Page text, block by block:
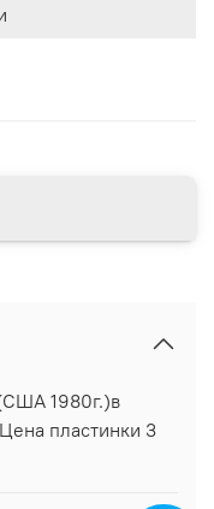
1980г.)в
пластинки 3